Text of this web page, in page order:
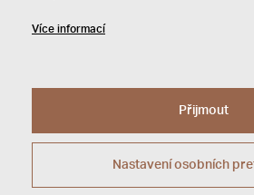
© 2026 JAP FUTURE s.r.o.
Zásady ochrany osobních údajů
Více informací
Přijmout
Nastavení osobních